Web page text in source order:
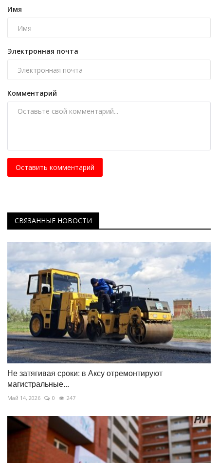
Имя
Электронная почта
Комментарий
Оставить комментарий
СВЯЗАННЫЕ НОВОСТИ
Не затягивая сроки: в Аксу отремонтируют
магистральные...
Май 14, 2026 0 247